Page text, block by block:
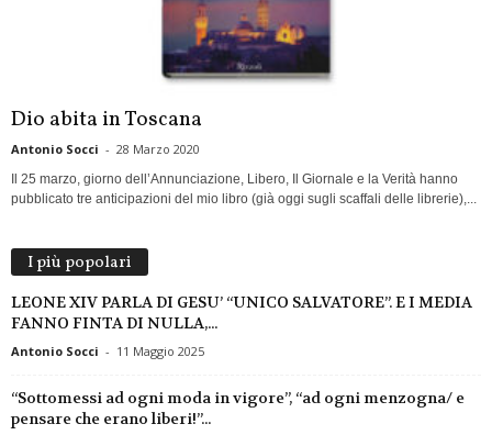
Dio abita in Toscana
Antonio Socci - 28 Marzo 2020
Il 25 marzo, giorno dell’Annunciazione, Libero, Il Giornale e la Verità hanno
pubblicato tre anticipazioni del mio libro (già oggi sugli scaffali delle librerie),...
I più popolari
LEONE XIV PARLA DI GESU’ “UNICO SALVATORE”. E I MEDIA
FANNO FINTA DI NULLA,...
Antonio Socci - 11 Maggio 2025
“Sottomessi ad ogni moda in vigore”, “ad ogni menzogna/ e
pensare che erano liberi!”...